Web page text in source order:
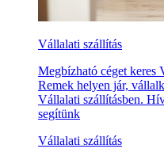
Vállalati szállítás
Megbízható céget keres
Remek helyen jár,
Vállalati szállításben.
segítünk
Vállalati szállítás